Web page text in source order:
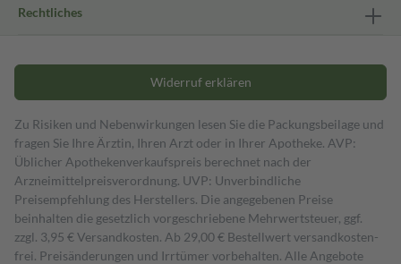
Rechtliches
Widerruf erklären
Zu Risiken und Nebenwirkungen lesen Sie die Packungsbeilage und
fragen Sie Ihre Ärztin, Ihren Arzt oder in Ihrer Apotheke. AVP:
Üblicher Apothekenverkaufspreis berechnet nach der
Arzneimittelpreisverordnung. UVP: Unverbindliche
Preisempfehlung des Herstellers. Die angegebenen Preise
beinhalten die gesetzlich vorgeschriebene Mehrwertsteuer, ggf.
zzgl. 3,95 € Versandkosten. Ab 29,00 € Bestell­wert versand­kosten­
frei. Preisänderungen und Irrtümer vorbehalten. Alle Angebote